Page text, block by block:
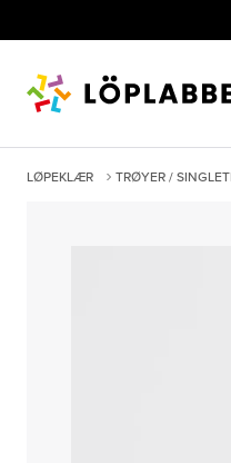
LØPEKLÆR TRØYER /